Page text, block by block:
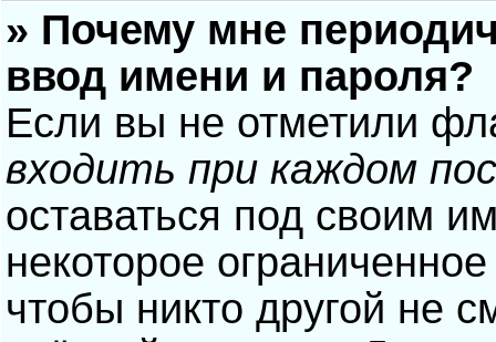
» Почему мне
ввод имени и пароля?
Если вы не отметили
входить при каждом
оставаться под своим
некоторое
чтобы никто другой не